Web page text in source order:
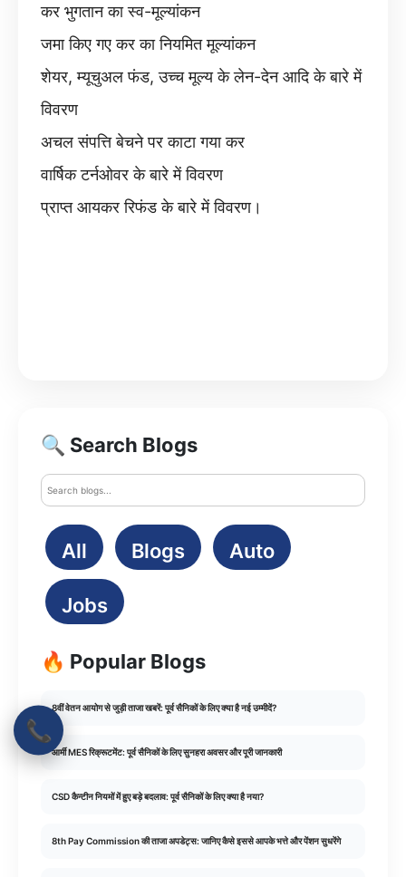
कर भुगतान का स्व-मूल्यांकन
जमा किए गए कर का नियमित मूल्यांकन
शेयर, म्यूचुअल फंड, उच्च मूल्य के लेन-देन आदि के बारे में
विवरण
अचल संपत्ति बेचने पर काटा गया कर
वार्षिक टर्नओवर के बारे में विवरण
प्राप्त आयकर रिफंड के बारे में विवरण।
🔍 Search Blogs
All Blogs Auto
Jobs
🔥 Popular Blogs
8वीं वेतन आयोग से जुड़ी ताजा खबरें: पूर्व सैनिकों के लिए क्या है नई उम्मीदें?
आर्मी MES रिक्रूटमेंट: पूर्व सैनिकों के लिए सुनहरा अवसर और पूरी जानकारी
CSD कैन्टीन नियमों में हुए बड़े बदलाव: पूर्व सैनिकों के लिए क्या है नया?
8th Pay Commission की ताजा अपडेट्स: जानिए कैसे इससे आपके भत्ते और पेंशन सुधरेंगे
📞